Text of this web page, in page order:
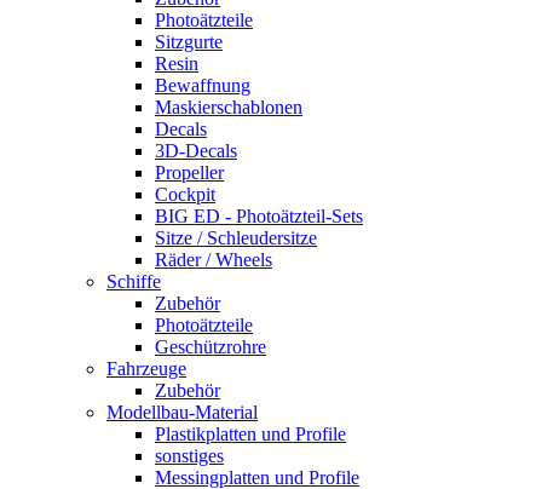
Photoätzteile
Sitzgurte
Resin
Bewaffnung
Maskierschablonen
Decals
3D-Decals
Propeller
Cockpit
BIG ED - Photoätzteil-Sets
Sitze / Schleudersitze
Räder / Wheels
Schiffe
Zubehör
Photoätzteile
Geschützrohre
Fahrzeuge
Zubehör
Modellbau-Material
Plastikplatten und Profile
sonstiges
Messingplatten und Profile